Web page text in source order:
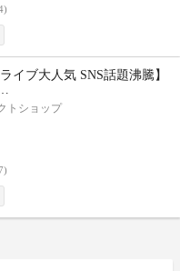
ライブ大人気 SNS話題沸騰】
トショップ